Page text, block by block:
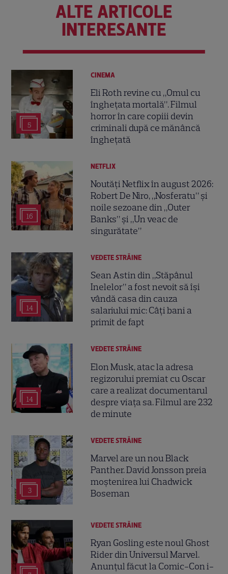
ALTE ARTICOLE
INTERESANTE
5
CINEMA
Eli Roth revine cu „Omul cu
înghețata mortală”. Filmul
horror în care copiii devin
criminali după ce mănâncă
înghețată
16
NETFLIX
Noutăți Netflix în august 2026:
Robert De Niro, „Nosferatu” și
noile sezoane din „Outer
Banks” și „Un veac de
singurătate”
14
VEDETE STRĂINE
Sean Astin din „Stăpânul
Inelelor” a fost nevoit să își
vândă casa din cauza
salariului mic: Câți bani a
primit de fapt
14
VEDETE STRĂINE
Elon Musk, atac la adresa
regizorului premiat cu Oscar
care a realizat documentarul
despre viața sa. Filmul are 232
de minute
3
VEDETE STRĂINE
Marvel are un nou Black
Panther. David Jonsson preia
moștenirea lui Chadwick
Boseman
VEDETE STRĂINE
Ryan Gosling este noul Ghost
Rider din Universul Marvel.
Anunțul făcut la Comic-Con i-